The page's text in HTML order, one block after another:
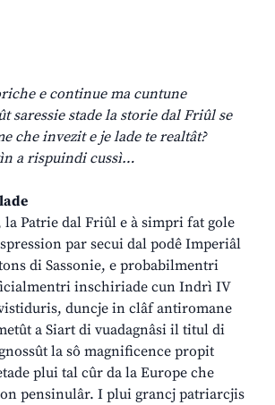
e continue ma cuntune
saressie stade la storie dal Friûl se
che invezit e je lade te realtât?
a rispuindi cussì…
la Patrie dal Friûl e à simpri fat gole
par secui dal podê Imperiâl
di Sassonie, e probabilmentri
inschiriade cun Indrì IV
duncje in clâf antiromane
a Siart di vuadagnâsi il titul di
la sô magnificence propit
plui tal cûr da la Europe che
pensinulâr. I plui grancj patriarcjis